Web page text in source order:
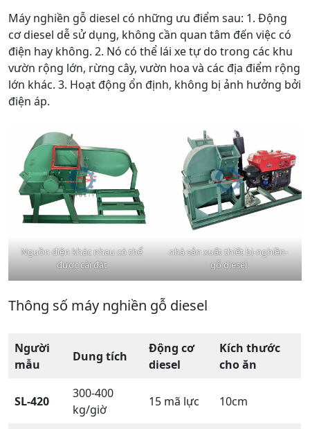
Máy nghiền gỗ diesel có những ưu điểm sau: 1. Động
cơ diesel dễ sử dụng, không cần quan tâm đến việc có
điện hay không. 2. Nó có thể lái xe tự do trong các khu
vườn rộng lớn, rừng cây, vườn hoa và các địa điểm rộng
lớn khác. 3. Hoạt động ổn định, không bị ảnh hưởng bởi
điện áp.
Nguồn điện khác nhau có thể
được cài đặt
nhà sản xuất thiết bị-nghiền-
gỗ diesel
Thông số máy nghiền gỗ diesel
Người
mẫu
Dung tích
Động cơ
diesel
Kích thước
cho ăn
SL-420
300-400
kg/giờ
15 mã lực 10cm